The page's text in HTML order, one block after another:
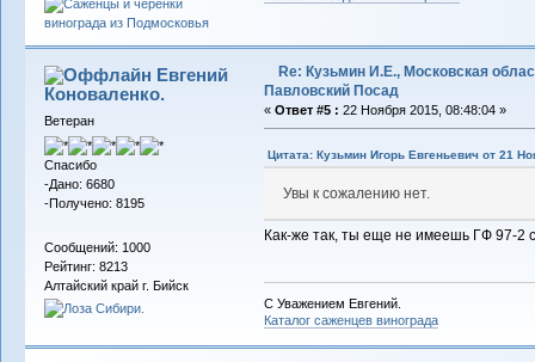
Евгений
Коноваленко.
Ветеран
Спасибо
-Дано: 6680
-Получено: 8195
Сообщений: 1000
Рейтинг: 8213
Алтайский край г. Бийск
Re: Кузьмин И.Е., Московская
Павловский Посад
« Ответ #5 : 22 Ноября 2015, 08:48:04 »
Цитата: Кузьмин Игорь Евгеньевич от 21
Увы к сожалению нет.
Как-же так, ты еще не имеешь ГФ 97-2
С Уважением Евгений.
Каталог саженцев винограда